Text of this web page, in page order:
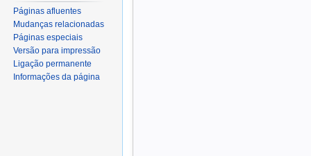
Páginas afluentes
Mudanças relacionadas
Páginas especiais
Versão para impressão
Ligação permanente
Informações da página